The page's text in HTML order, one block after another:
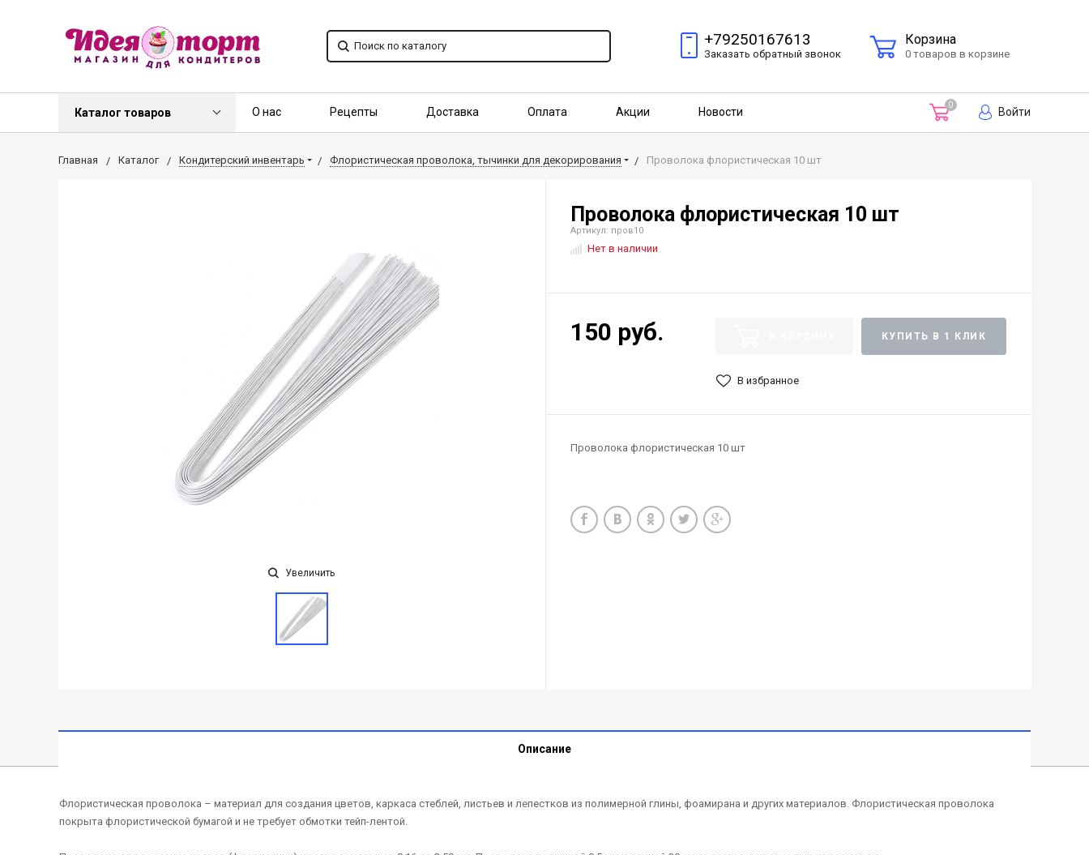
+79250167613
Заказать обратный звонок
Корзина
0 товаров в корзине
Каталог товаров О нас Рецепты Доставка Оплата Акции Новости
0 Войти
Главная Каталог Кондитерский инвентарь Флористическая проволока, тычинки для декорирования Проволока флористическая 10 шт
Увеличить
Проволока флористическая 10 шт
Артикул: пров10
Нет в наличии
150 руб. КУПИТЬ В 1 КЛИК
В избранное
Проволока флористическая 10 шт
Описание
Флористическая проволока – материал для создания цветов, каркаса стеблей, листьев и лепестков из полимерной глины, фоамирана и других материалов. Флористическая проволока
покрыта флористической бумагой и не требует обмотки тейп-лентой.